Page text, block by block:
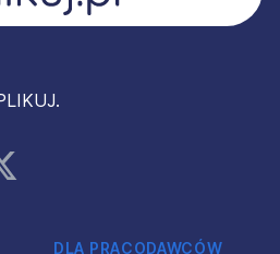
DLA PRACODAWCÓW